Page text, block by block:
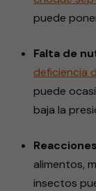
puede
Falta de
deficiencia
puede
baja la
alimentos,
insectos